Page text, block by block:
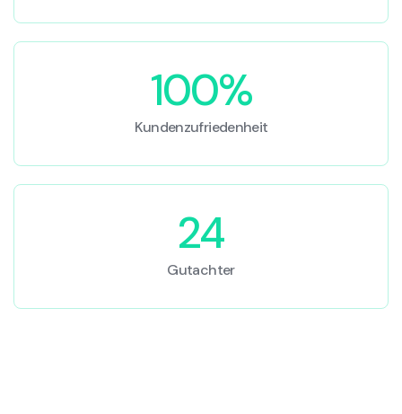
100%
Kundenzufriedenheit
24
Gutachter